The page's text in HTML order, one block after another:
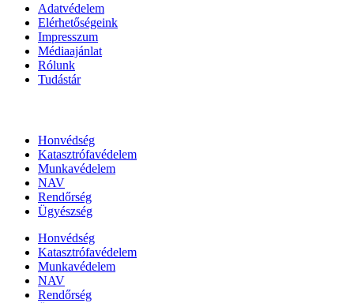
Adatvédelem
Elérhetőségeink
Impresszum
Médiaajánlat
Rólunk
Tudástár
Honvédség
Katasztrófavédelem
Munkavédelem
NAV
Rendőrség
Ügyészség
Honvédség
Katasztrófavédelem
Munkavédelem
NAV
Rendőrség